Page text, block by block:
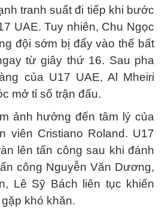
tranh suất đi tiếp khi bước
UAE. Tuy nhiên, Chu Ngọc
đội sớm bị đẩy vào thế bất
từ giây thứ 16. Sau pha
của U17 UAE, Al Mheiri
mở tỉ số trận đấu.
ảnh hưởng đến tâm lý của
viên Cristiano Roland. U17
lên tấn công sau khi đánh
công Nguyễn Văn Dương,
Lê Sỹ Bách liên tục khiến
khó khăn.